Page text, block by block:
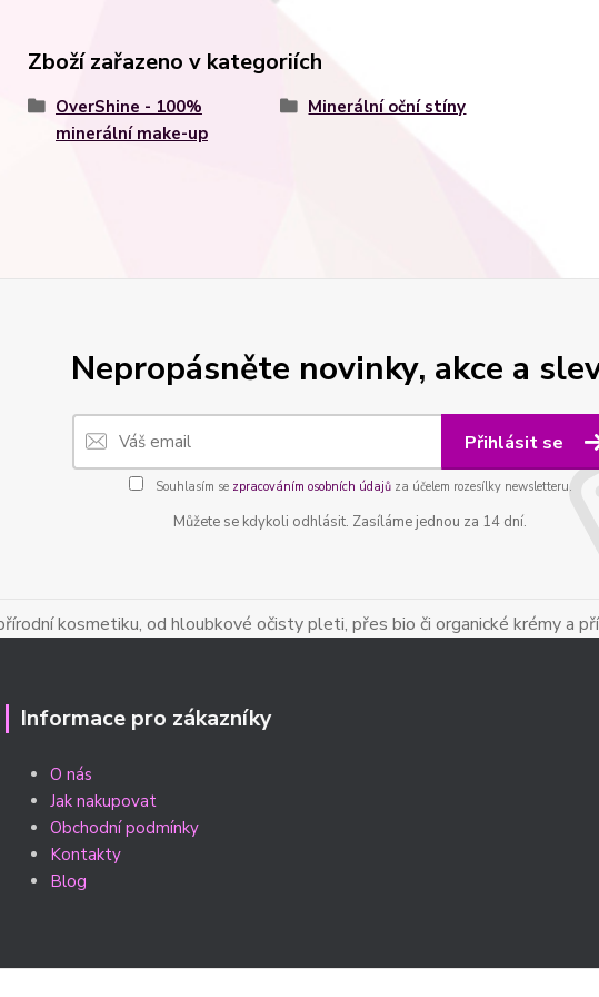
Zboží zařazeno v kategoriích
OverShine - 100%
minerální make-up
Minerální oční stíny
Nepropásněte novinky, akce a
Přihlásit se
Souhlasím se zpracováním osobních údajůza účelem rozesílky newsletteru.
Můžete se kdykoli odhlásit. Zasíláme jednou za 14 dní.
kosmetiku, od hloubkové očisty pleti, přes bio či organické krémy a
Informace pro zákazníky
O nás
Jak nakupovat
Obchodní podmínky
Kontakty
Blog